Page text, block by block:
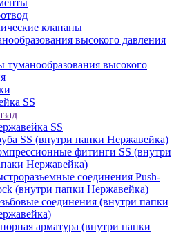
клапаны
высокого давления
туманообразования высокого
SS
SS
SS (внутри папки Нержавейка)
фитинги SS (внутри
Нержавейка)
соединения Push-
(внутри папки Нержавейка)
соединения (внутри папки
арматура (внутри папки